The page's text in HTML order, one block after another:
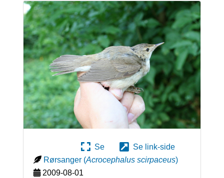
Se
Se link-side
Rørsanger (Acrocephalus scirpaceus)
2009-08-01